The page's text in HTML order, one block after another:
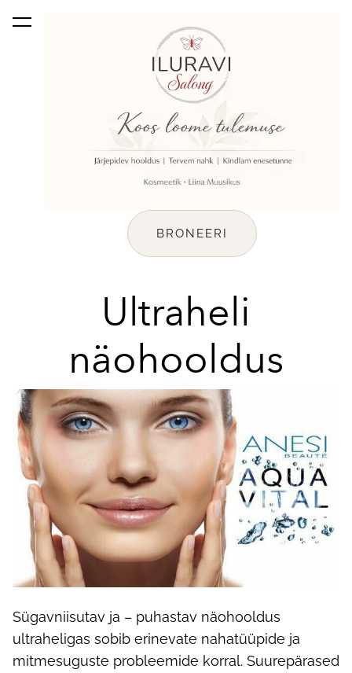
BRONEERI
lisati ostukorvi. Vaata ostukorvi
Ultraheli
näohooldus
Sügavniisutav ja – puhastav näohooldus
ultraheligas sobib erinevate nahatüüpide ja
mitmesuguste probleemide korral. Suurepärased